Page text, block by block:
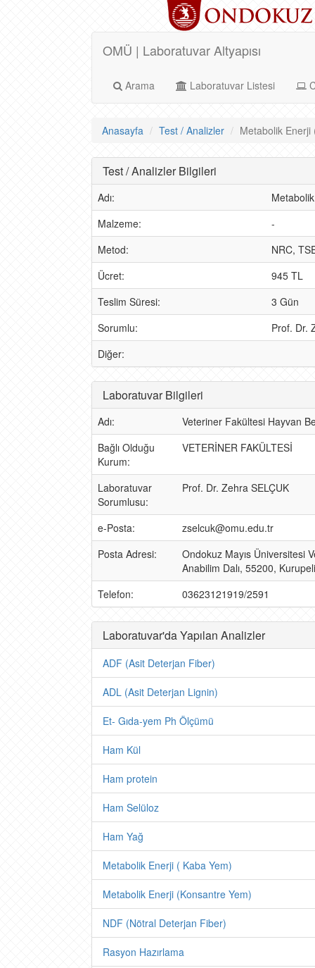
OMÜ | Laboratuvar Altyapısı
Arama Laboratuvar Listesi
Anasayfa Test / Analizler Metabolik Enerji
Test / Analizler Bilgileri
Adı:
Malzeme:
-
Metod:
NRC,
Ücret:
945 TL
Teslim Süresi:
3 Gün
Sorumlu:
Prof. Dr.
Diğer:
Laboratuvar Bilgileri
Adı:
Veteriner Fakültesi Hayvan
Bağlı Olduğu
Kurum:
VETERİNER FAKÜLTESİ
Laboratuvar
Sorumlusu:
Prof. Dr. Zehra SELÇUK
e-Posta:
zselcuk@omu.edu.tr
Posta Adresi:
Ondokuz Mayıs Üniversitesi
Anabilim Dalı, 55200,
Telefon:
03623121919/2591
Laboratuvar'da Yapılan Analizler
ADF (Asit Deterjan Fiber)
ADL (Asit Deterjan Lignin)
Et- Gıda-yem Ph Ölçümü
Ham Kül
Ham protein
Ham Selüloz
Ham Yağ
Metabolik Enerji ( Kaba Yem)
Metabolik Enerji (Konsantre Yem)
NDF (Nötral Deterjan Fiber)
Rasyon Hazırlama